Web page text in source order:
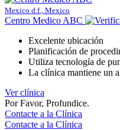
Mexico d.f., Mexico
Centro Medico ABC
Excelente ubicación
Planificación de
Utiliza tecnología de
La clínica mantiene un
Ver clínica
Por Favor, Profundice.
Contacte a la Clínica
Contacte a la Clínica